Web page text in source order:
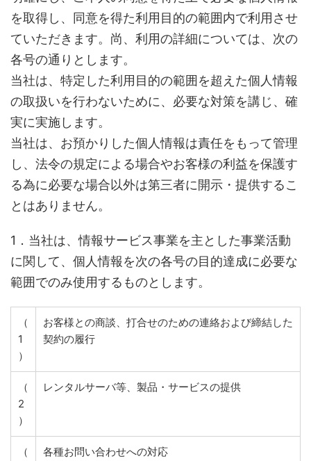
を取得し、同意を得た利用目的の範囲内で利用させ
ていただきます。尚、利用の詳細については、次の
各号の通りとします。
当社は、特定した利用目的の範囲を超えた個人情報
の取扱いを行わないために、必要な対策を講じ、確
実に実施します。
当社は、お預かりした個人情報は責任をもって管理
し、法令の規定による場合やお客様の利益を保護す
る為に必要な場合以外は第三者に開示・提供するこ
とはありません。
1．当社は、情報サービス事業を主とした事業活動
に関して、個人情報を次の各号の目的達成に必要な
範囲でのみ使用するものとします。
（
1
）
お客様との商談、打合せのための連絡および締結した
契約の履行
（
2
）
レンタルサーバ等、製品・サービスの提供
（
各種お問い合わせへの対応